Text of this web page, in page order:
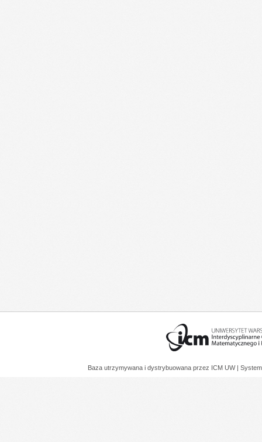
Baza utrzymywana i dystrybuowana przez ICM UW |